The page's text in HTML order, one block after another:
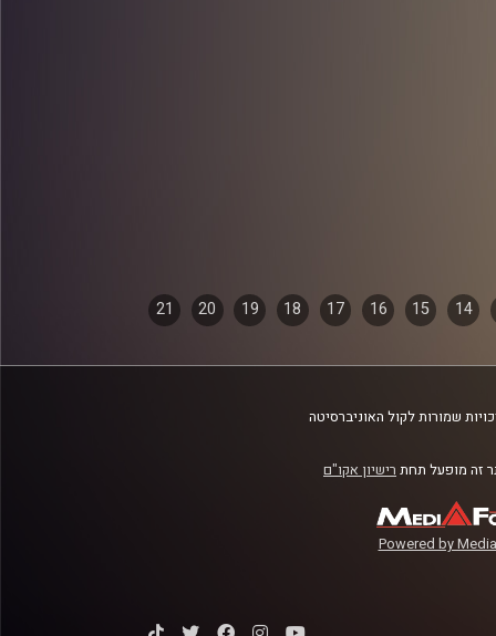
14
15
16
17
18
19
20
21
שמורות לקול האוניברסיטה
זה מופעל תחת רישיון אקו"ם
Powered by